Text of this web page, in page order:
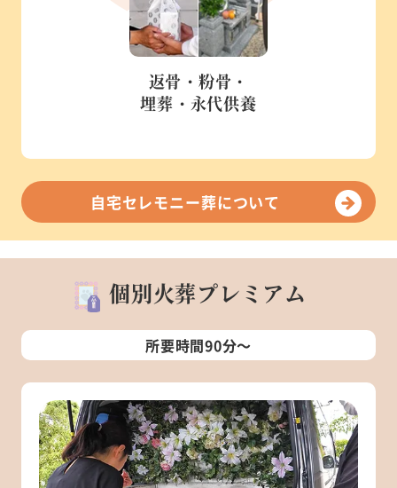
返骨・粉骨・
埋葬・永代供養
自宅セレモニー葬について
個別火葬プレミアム
所要時間90分～